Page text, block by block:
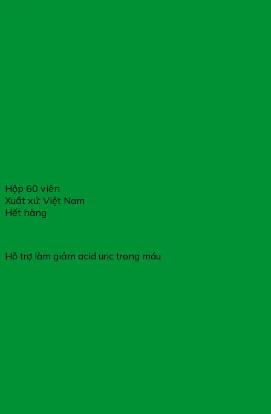
Hộp 60 viên
Xuất xứ: Việt Nam
Hết hàng
Hỗ trợ làm giảm acid uric trong máu